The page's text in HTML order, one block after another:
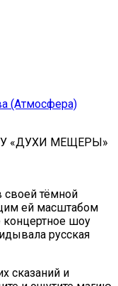
(Атмосфера)
«ДУХИ МЕЩЕРЫ»
своей тёмной
ей масштабом
концертное шоу
русская
сказаний и